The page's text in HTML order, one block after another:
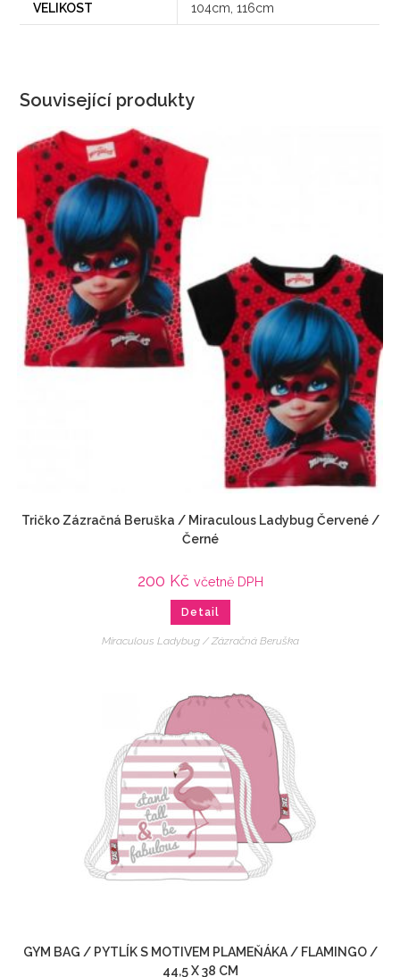
VELIKOST 104cm, 116cm
Související produkty
Tričko Zázračná Beruška / Miraculous Ladybug Červené /
Černé
200 Kč včetně DPH
Detail
Miraculous Ladybug / Zázračná Beruška
GYM BAG / PYTLÍK S MOTIVEM PLAMEŇÁKA / FLAMINGO /
44,5 X 38 CM